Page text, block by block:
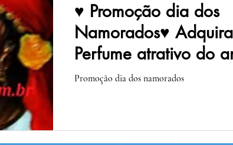
♥️ Promoção dia dos
Namorados♥️
Perfume atrativo do
ganhe uma consulta
Promoção dia dos namorados